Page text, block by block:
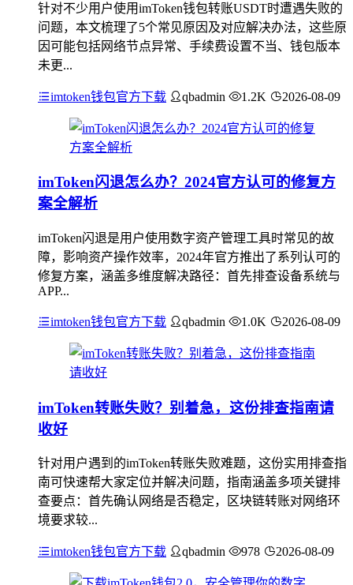
针对不少用户使用imToken钱包转账USDT时遭遇失败的
问题，本文梳理了5个常见原因及对应解决办法，这些原
因可能包括网络节点异常、手续费设置不当、钱包版本
未更...
imtoken钱包官方下载 qbadmin 1.2K 2026-08-09
imToken闪退怎么办？2024官方认可的修复方
案全解析
imToken闪退是用户使用数字资产管理工具时常见的故
障，影响资产操作效率，2024年官方推出了系列认可的
修复方案，涵盖多维度解决路径：首先排查设备系统与
APP...
imtoken钱包官方下载 qbadmin 1.0K 2026-08-09
imToken转账失败？别着急，这份排查指南请
收好
针对用户遇到的imToken转账失败难题，这份实用排查指
南可快速帮大家定位并解决问题，指南涵盖多项关键排
查要点：首先确认网络是否稳定，区块链转账对网络环
境要求较...
imtoken钱包官方下载 qbadmin 978 2026-08-09